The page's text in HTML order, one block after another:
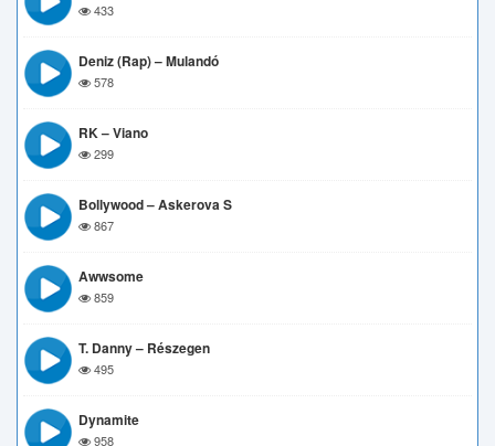
433
Deniz (Rap) – Mulandó
578
RK – Viano
299
Bollywood – Askerova S
867
Awwsome
859
T. Danny – Részegen
495
Dynamite
958